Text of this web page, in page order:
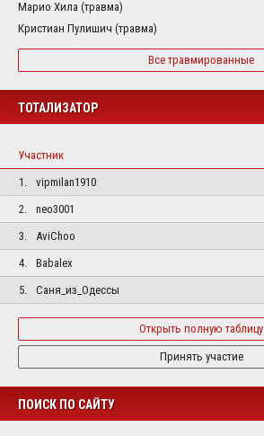
Марио Хила (травма)
Кристиан Пулишич (травма)
Все травмированные
ТОТАЛИЗАТОР
Участник
1.
vipmilan1910
2.
neo3001
3.
AviChoo
4.
Babalex
5.
Саня_из_Одессы
Открыть полную таблицу
Принять участие
ПОИСК ПО САЙТУ